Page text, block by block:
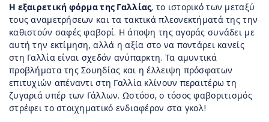
Η εξαιρετική φόρμα της Γαλλίας, το ιστορικό των μεταξύ
τους αναμετρήσεων και τα τακτικά πλεονεκτήματά της την
καθιστούν σαφές φαβορί. Η άποψη της αγοράς συνάδει με
αυτή την εκτίμηση, αλλά η αξία στο να ποντάρει κανείς
στη Γαλλία είναι σχεδόν ανύπαρκτη. Τα αμυντικά
προβλήματα της Σουηδίας και η έλλειψη πρόσφατων
επιτυχιών απέναντι στη Γαλλία κλίνουν περαιτέρω τη
ζυγαριά υπέρ των Γάλλων. Ωστόσο, ο τόσος φαβοριτισμός
στρέφει το στοιχηματικό ενδιαφέρον στα γκολ!